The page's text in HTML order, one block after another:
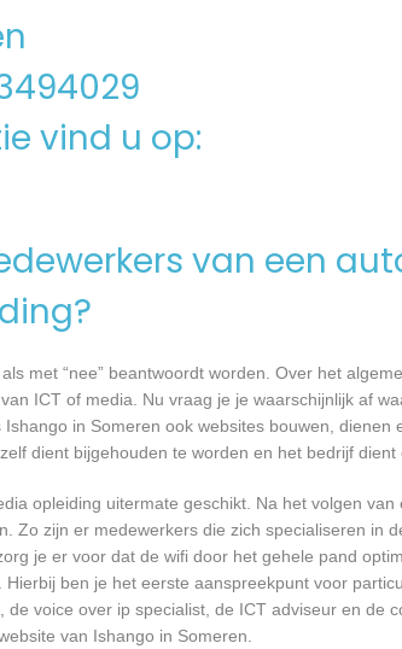
vind u op:
van een
met “nee” beantwoordt worden. Over het
ICT of media. Nu vraag je je waarschijnlijk af
in Someren ook websites bouwen,
dient bijgehouden te worden en het bedrijf
opleiding uitermate geschikt. Na het volgen
Zo zijn er medewerkers die zich specialiseren in
je er voor dat de wifi door het gehele pand
ben je het eerste aanspreekpunt voor
de voice over ip specialist, de ICT adviseur en de
van Ishango in Someren.